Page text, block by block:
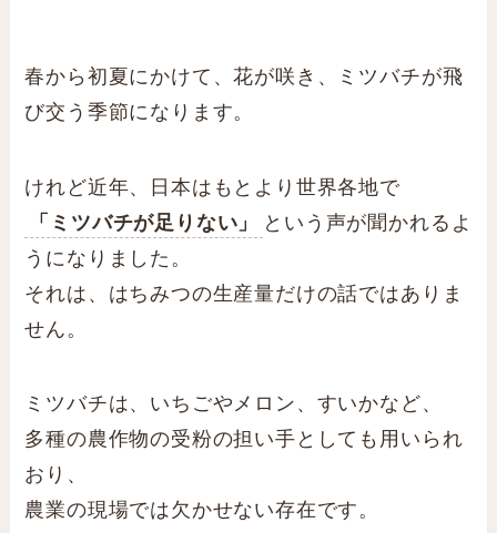
春から初夏にかけて、花が咲き、ミツバチが飛
び交う季節になります。
けれど近年、日本はもとより世界各地で
「ミツバチが足りない」
という声が聞かれるよ
うになりました。
それは、はちみつの生産量だけの話ではありま
せん。
ミツバチは、いちごやメロン、すいかなど、
多種の農作物の受粉の担い手としても用いられ
おり、
農業の現場では欠かせない存在です。